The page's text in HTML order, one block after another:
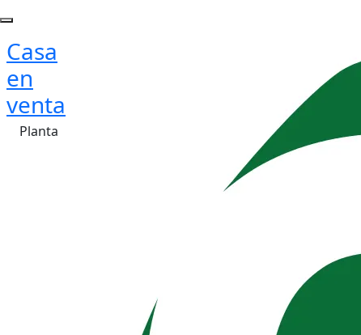
Casa
en
venta
Planta